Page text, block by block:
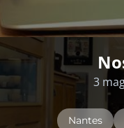
3
Nantes